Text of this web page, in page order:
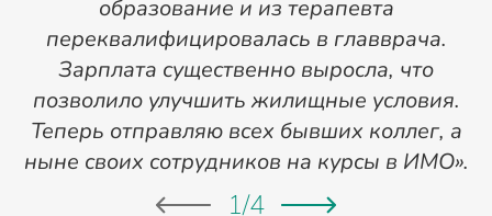
образование и из терапевта
переквалифицировалась в главврача.
Зарплата существенно выросла, что
позволило улучшить жилищные условия.
Теперь отправляю всех бывших коллег, а
ныне своих сотрудников на курсы в ИМО».
1/4